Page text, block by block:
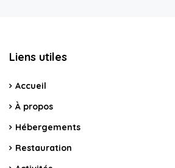
Liens utiles
Accueil
À propos
Hébergements
Restauration